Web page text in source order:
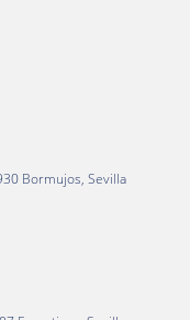
Bormujos, Sevilla